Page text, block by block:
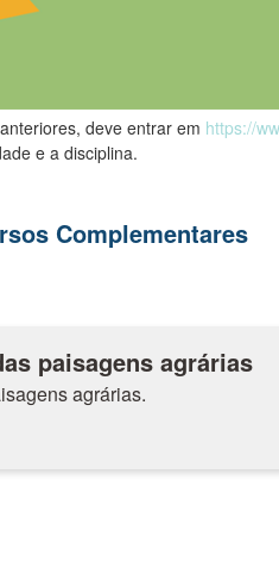
deve entrar em https://
e a disciplina.
Complementares
paisagens agrárias
agrárias.